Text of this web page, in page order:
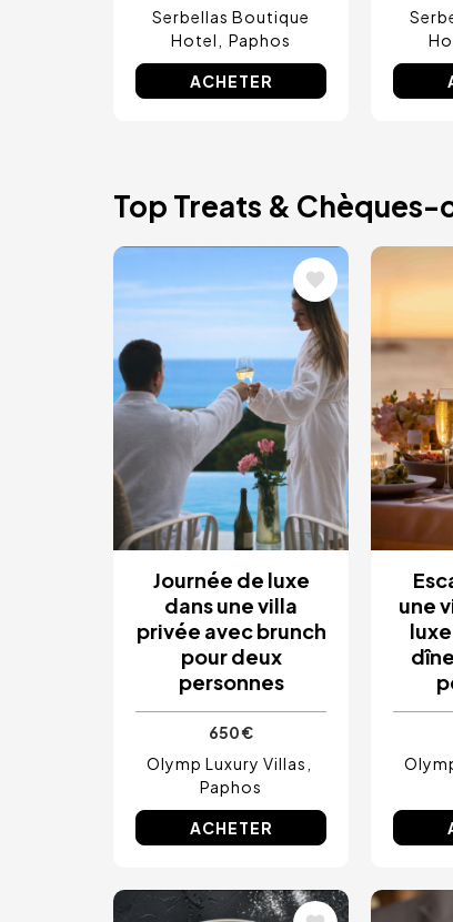
Serbellas Boutique
Hotel
Paphos
ACHETER
Top Treats & Chèques-
Image
Journée de luxe
dans une villa
privée avec brunch
pour deux
personnes
650 €
Olymp Luxury Villas
Paphos
ACHETER
une